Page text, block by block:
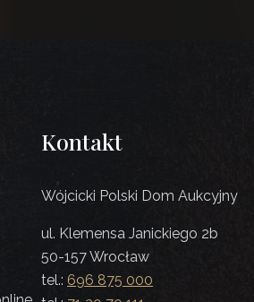
Kontakt
Wójcicki Polski Dom Aukcyjny
ul. Klemensa Janickiego 2b
50-157 Wrocław
tel.: 696 875 000